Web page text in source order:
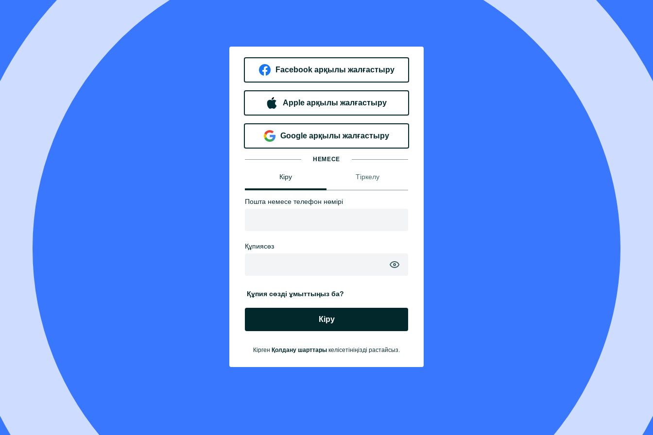
Facebook арқылы жалғастыру
Apple арқылы жалғастыру
Google арқылы жалғастыру
НЕМЕСЕ
Кіру Тіркелу
Пошта немесе телефон нөмірі
Құпиясөз
Құпия сөзді ұмыттыңыз ба?
Кіру
Кірген Қолдану шарттары келісетініңізді растайсыз.